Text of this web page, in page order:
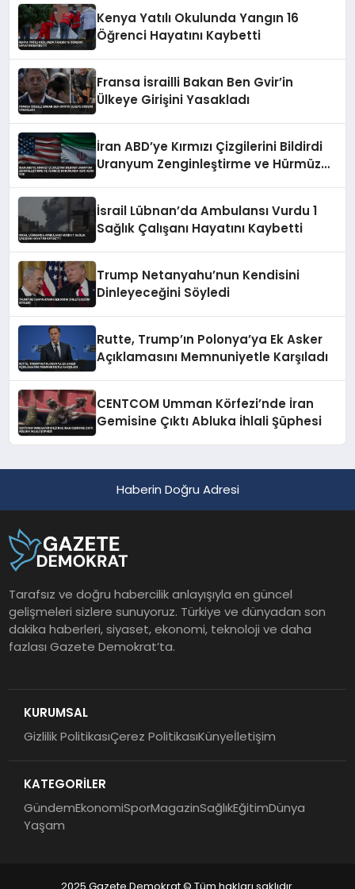
Kenya Yatılı Okulunda Yangın 16
Öğrenci Hayatını Kaybetti
Fransa İsrailli Bakan Ben Gvir’in
Ülkeye Girişini Yasakladı
İran ABD’ye Kırmızı Çizgilerini Bildirdi
Uranyum Zenginleştirme ve Hürmüz
İsrail Lübnan’da Ambulansı Vurdu 1
Sağlık Çalışanı Hayatını Kaybetti
Trump Netanyahu’nun Kendisini
Dinleyeceğini Söyledi
Rutte, Trump’ın Polonya’ya Ek Asker
Açıklamasını Memnuniyetle Karşıladı
CENTCOM Umman Körfezi’nde İran
Gemisine Çıktı Abluka İhlali Şüphesi
Haberin Doğru Adresi
Tarafsız ve doğru habercilik anlayışıyla en güncel
gelişmeleri sizlere sunuyoruz. Türkiye ve dünyadan son
dakika haberleri, siyaset, ekonomi, teknoloji ve daha
fazlası Gazete Demokrat’ta.
KURUMSAL
Gizlilik PolitikasıÇerez PolitikasıKünyeİletişim
KATEGORİLER
GündemEkonomiSporMagazinSağlıkEğitimDünya
Yaşam